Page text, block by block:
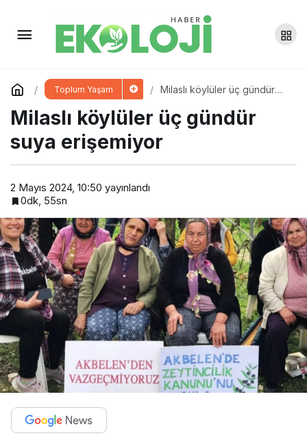
Toplum Yaşam
Milaslı köylüler üç gündür
Milaslı köylüler üç gündür
suya erişemiyor
2 Mayıs 2024, 10:50 yayınlandı
0dk, 55sn
Sur’da Paskalya Bayramı ayini
Yorum Yap Paylaş